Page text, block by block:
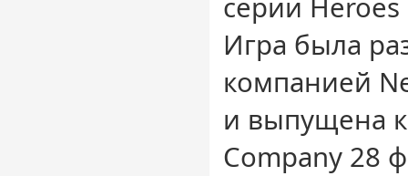
серии
Игра была
компанией
и выпущена
Company 28